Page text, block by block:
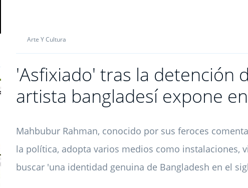
Arte Y Cultura
'Asfixiado' tras la detención
artista bangladesí expone
Mahbubur Rahman, conocido por sus feroces
la política, adopta varios medios como instalaciones,
buscar 'una identidad genuina de Bangladesh en el